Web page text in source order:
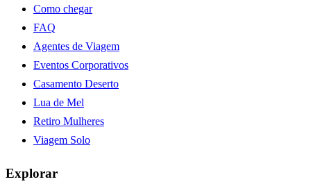
Como chegar
FAQ
Agentes de Viagem
Eventos Corporativos
Casamento Deserto
Lua de Mel
Retiro Mulheres
Viagem Solo
Explorar